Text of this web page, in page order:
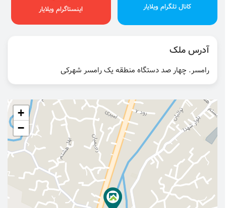
کانال تلگرام ویلایار اینستاگرام ویلایار
آدرس ملک
رامسر. چهار صد دستگاه منطقه یک رامسر شهرکی
+
−